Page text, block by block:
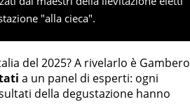
"alla cieca".
del 2025? A rivelarlo è Gambero
a un panel di esperti: ogni
della degustazione hanno